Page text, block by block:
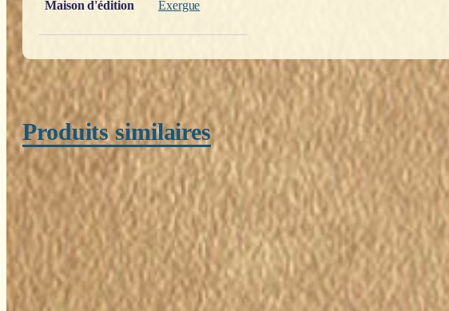
Maison d'édition Exergue
Produits similaires